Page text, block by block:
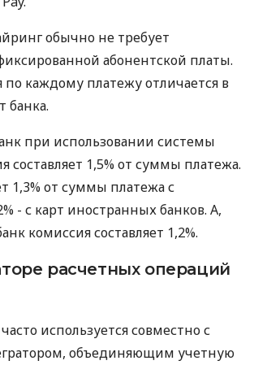
обычно не требует
абонентской платы.
по каждому платежу отличается в
банка.
при использовании системы
составляет 1,5% от суммы платежа.
1,3% от суммы платежа с
- с карт иностранных банков. А,
комиссия составляет 1,2%.
расчетных операций
используется совместно с
объединяющим учетную